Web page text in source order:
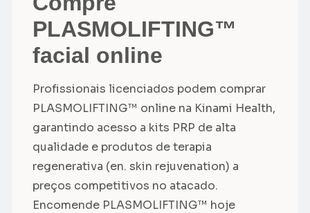
PLASMOLIFTING™
facial online
Profissionais licenciados podem comprar
PLASMOLIFTING™ online na Kinami Health,
garantindo acesso a kits PRP de alta
qualidade e produtos de terapia
regenerativa (en. skin rejuvenation) a
preços competitivos no atacado.
Encomende PLASMOLIFTING™ hoje